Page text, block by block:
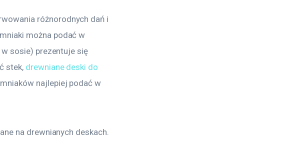
różnorodnych dań i
można podać w
sosie) prezentuje się
stek, drewniane deski do
najlepiej podać w
na drewnianych deskach.